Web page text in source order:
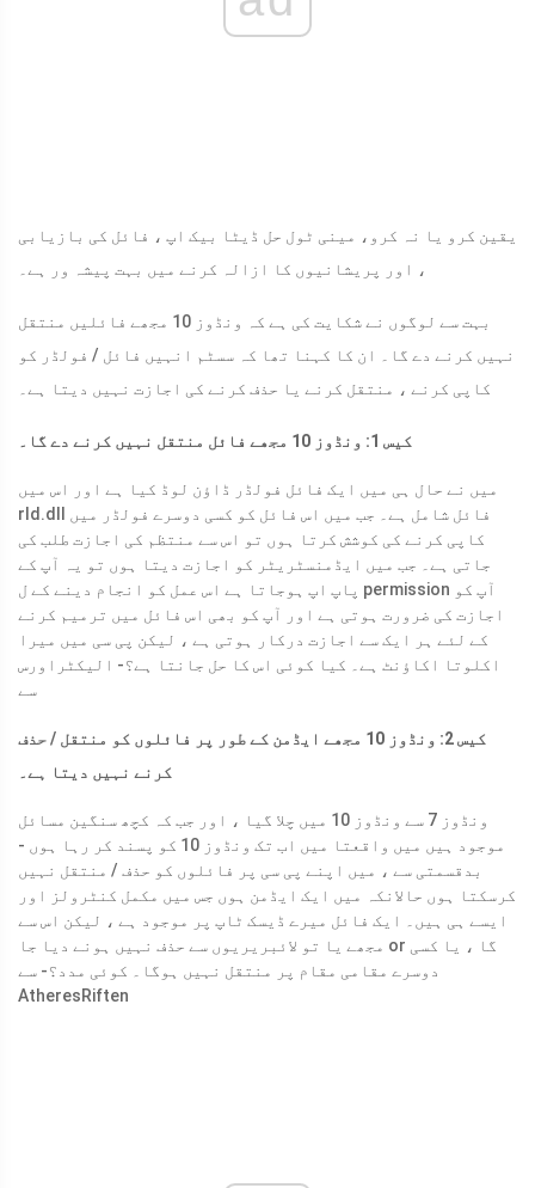
یقین کرو یا نہ کرو، مینی ٹول حل ڈیٹا بیک اپ ، فائل کی بازیابی
، اور پریشانیوں کا ازالہ کرنے میں بہت پیشہ ور ہے۔
بہت سے لوگوں نے شکایت کی ہے کہ ونڈوز 10 مجھے فائلیں منتقل
نہیں کرنے دے گا۔ ان کا کہنا تھا کہ سسٹم انہیں فائل / فولڈر کو
کاپی کرنے ، منتقل کرنے یا حذف کرنے کی اجازت نہیں دیتا ہے۔
کیس 1: ونڈوز 10 مجھے فائل منتقل نہیں کرنے دے گا۔
میں نے حال ہی میں ایک فائل فولڈر ڈاؤن لوڈ کیا ہے اور اس میں
rld.dll فائل شامل ہے۔ جب میں اس فائل کو کسی دوسرے فولڈر میں
کاپی کرنے کی کوشش کرتا ہوں تو اس سے منتظم کی اجازت طلب کی
جاتی ہے۔ جب میں ایڈمنسٹریٹر کو اجازت دیتا ہوں تو یہ آپ کے
پاپ اپ ہوجاتا ہے اس عمل کو انجام دینے کے ل permission آپ کو
اجازت کی ضرورت ہوتی ہے اور آپ کو بھی اس فائل میں ترمیم کرنے
کے لئے ہر ایک سے اجازت درکار ہوتی ہے ، لیکن پی سی میں میرا
اکلوتا اکاؤنٹ ہے۔ کیا کوئی اس کا حل جانتا ہے؟- الیکٹراورس
سے
کیس 2: ونڈوز 10 مجھے ایڈمن کے طور پر فائلوں کو منتقل / حذف
کرنے نہیں دیتا ہے۔
ونڈوز 7 سے ونڈوز 10 میں چلا گیا ، اور جب کہ کچھ سنگین مسائل
موجود ہیں میں واقعتا میں اب تک ونڈوز 10 کو پسند کر رہا ہوں -
بدقسمتی سے ، میں اپنے پی سی پر فائلوں کو حذف / منتقل نہیں
کرسکتا ہوں حالانکہ میں ایک ایڈمن ہوں جس میں مکمل کنٹرولز اور
ایسے ہی ہیں۔ ایک فائل میرے ڈیسک ٹاپ پر موجود ہے ، لیکن اس سے
مجھے یا تو لائبریریوں سے حذف نہیں ہونے دیا جا or گا ، یا کسی
دوسرے مقامی مقام پر منتقل نہیں ہوگا۔ کوئی مدد؟- سے
AtheresRiften